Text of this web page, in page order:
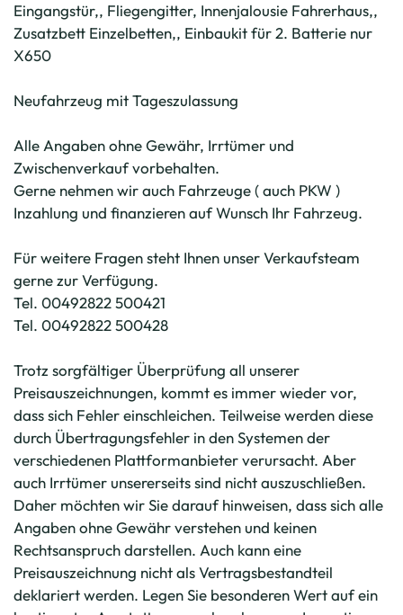
Eingangstür,, Fliegengitter, Innenjalousie Fahrerhaus,,
Zusatzbett Einzelbetten,, Einbaukit für 2. Batterie nur
X650
Neufahrzeug mit Tageszulassung
Alle Angaben ohne Gewähr, Irrtümer und
Zwischenverkauf vorbehalten.
Gerne nehmen wir auch Fahrzeuge ( auch PKW )
Inzahlung und finanzieren auf Wunsch Ihr Fahrzeug.
Für weitere Fragen steht Ihnen unser Verkaufsteam
gerne zur Verfügung.
Tel. 00492822 500421
Tel. 00492822 500428
Trotz sorgfältiger Überprüfung all unserer
Preisauszeichnungen, kommt es immer wieder vor,
dass sich Fehler einschleichen. Teilweise werden diese
durch Übertragungsfehler in den Systemen der
verschiedenen Plattformanbieter verursacht. Aber
auch Irrtümer unsererseits sind nicht auszuschließen.
Daher möchten wir Sie darauf hinweisen, dass sich alle
Angaben ohne Gewähr verstehen und keinen
Rechtsanspruch darstellen. Auch kann eine
Preisauszeichnung nicht als Vertragsbestandteil
deklariert werden. Legen Sie besonderen Wert auf ein